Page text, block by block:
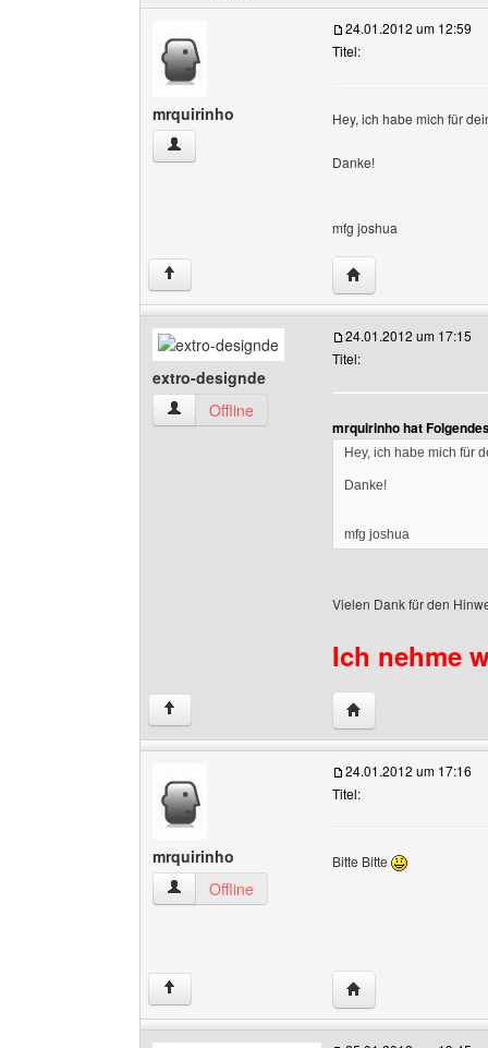
mrquirinho
mrquirinho Benutzer-Profile anzeigen
24.01.2012 um 12:59
Titel:
Hey, ich habe mich für
Danke!
mfg joshua
↑ Website dieses
extro-designde
extro-designde Benutzer-Profile anzeigen
Offline
24.01.2012 um 17:15
Titel:
mrquirinho hat
Hey, ich habe mich für
Danke!
mfg joshua
Vielen Dank für den
Ich nehme
↑ Website dieses
mrquirinho
mrquirinho Benutzer-Profile anzeigen
Offline
24.01.2012 um 17:16
Titel:
Bitte Bitte
↑ Website dieses